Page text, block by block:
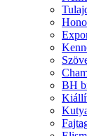
BH